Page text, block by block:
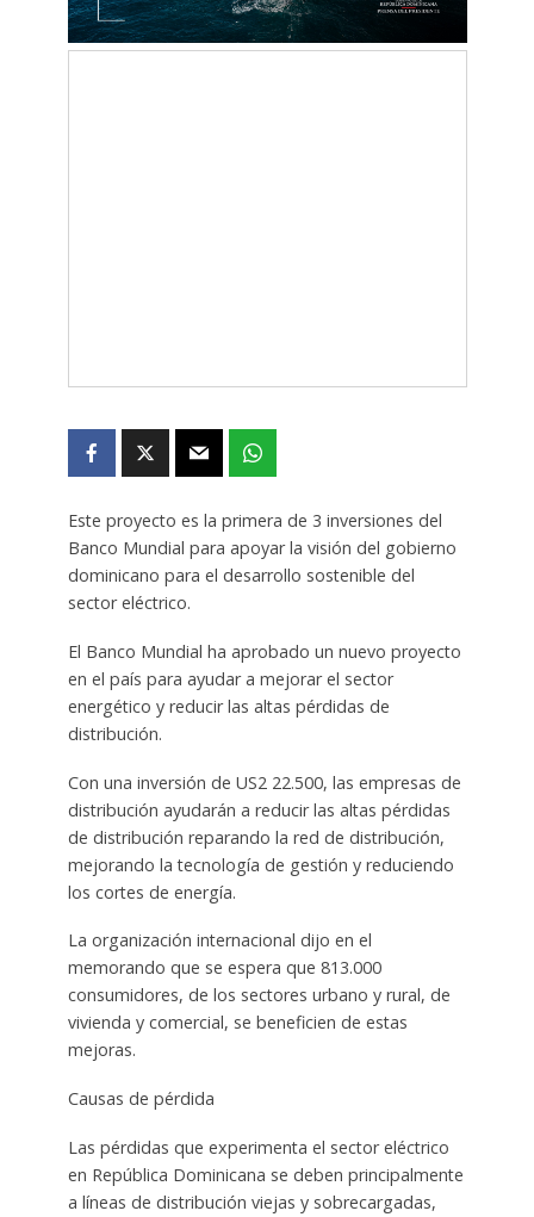
Este proyecto es la primera de 3 inversiones del
Banco Mundial para apoyar la visión del gobierno
dominicano para el desarrollo sostenible del
sector eléctrico.
El Banco Mundial ha aprobado un nuevo proyecto
en el país para ayudar a mejorar el sector
energético y reducir las altas pérdidas de
distribución.
Con una inversión de US2 22.500, las empresas de
distribución ayudarán a reducir las altas pérdidas
de distribución reparando la red de distribución,
mejorando la tecnología de gestión y reduciendo
los cortes de energía.
La organización internacional dijo en el
memorando que se espera que 813.000
consumidores, de los sectores urbano y rural, de
vivienda y comercial, se beneficien de estas
mejoras.
Causas de pérdida
Las pérdidas que experimenta el sector eléctrico
en República Dominicana se deben principalmente
a líneas de distribución viejas y sobrecargadas,